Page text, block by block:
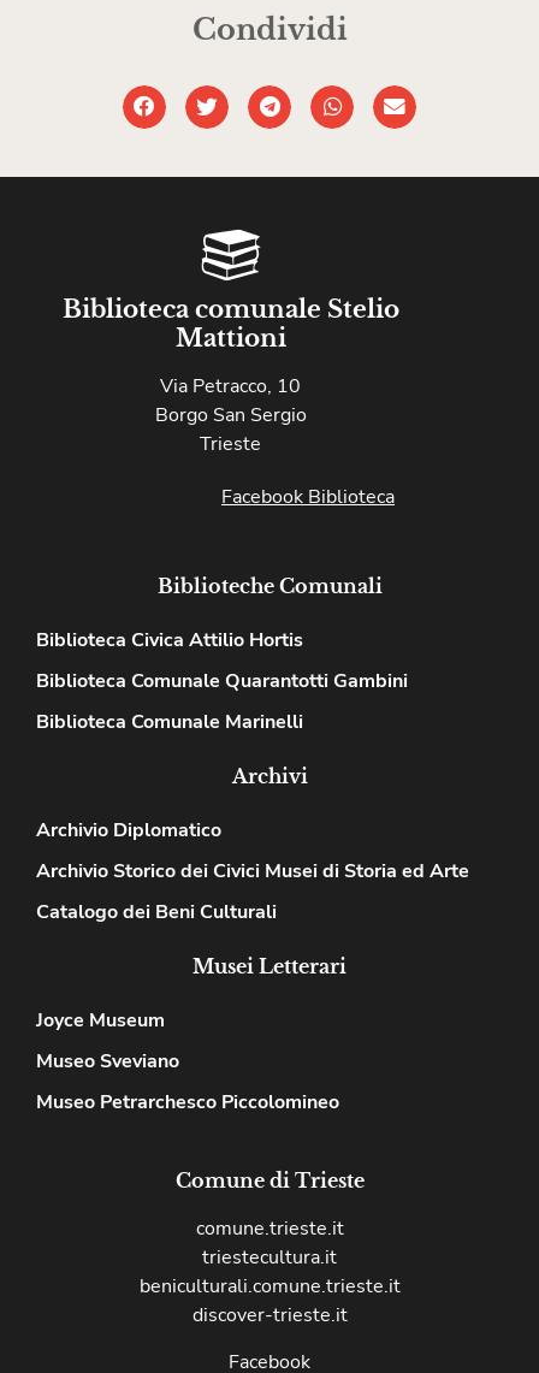
Condividi
Biblioteca comunale Stelio
Mattioni
Via Petracco, 10
Borgo San Sergio
Trieste
Facebook Biblioteca
Biblioteche Comunali
Biblioteca Civica Attilio Hortis
Biblioteca Comunale Quarantotti Gambini
Biblioteca Comunale Marinelli
Archivi
Archivio Diplomatico
Archivio Storico dei Civici Musei di Storia ed Arte
Catalogo dei Beni Culturali
Musei Letterari
Joyce Museum
Museo Sveviano
Museo Petrarchesco Piccolomineo
Comune di Trieste
comune.trieste.it
triestecultura.it
beniculturali.comune.trieste.it
discover-trieste.it
Facebook